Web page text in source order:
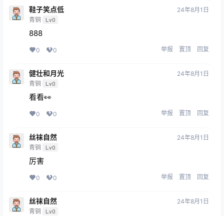
鞋子笑点低
青铜 Lv0
24年8月1日
888
0 0 举报 置顶 回复
健壮和月光
青铜 Lv0
24年8月1日
看看👀
0 0 举报 置顶 回复
丝袜自然
青铜 Lv0
24年8月1日
厉害
0 0 举报 置顶 回复
丝袜自然
青铜 Lv0
24年8月1日